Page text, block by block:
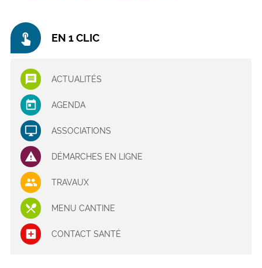
touch_app EN 1 CLIC
ACTUALITÉS
AGENDA
ASSOCIATIONS
DÉMARCHES EN LIGNE
TRAVAUX
MENU CANTINE
CONTACT SANTÉ